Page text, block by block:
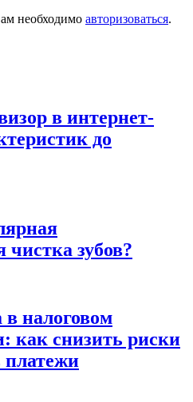
необходимо авторизоваться.
в интернет-
до
чистка зубов?
в налоговом
как снизить риски
платежи